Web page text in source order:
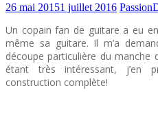
26 mai 20151 juillet 2016
Un copain fan de guitare a eu
même sa guitare. Il m’a
découpe particulière du manche
étant très intéressant, j’en
construction complète!